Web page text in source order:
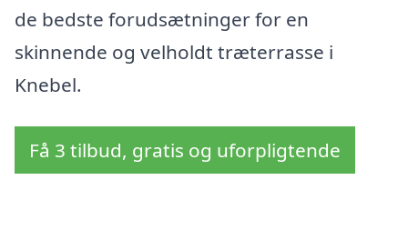
de bedste forudsætninger for en
skinnende og velholdt træterrasse i
Knebel.
Få 3 tilbud, gratis og uforpligtende